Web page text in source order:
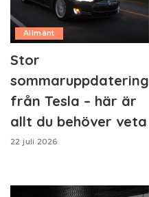
Allmänt
Stor
sommaruppdatering
från Tesla – här är
allt du behöver veta
22 juli 2026